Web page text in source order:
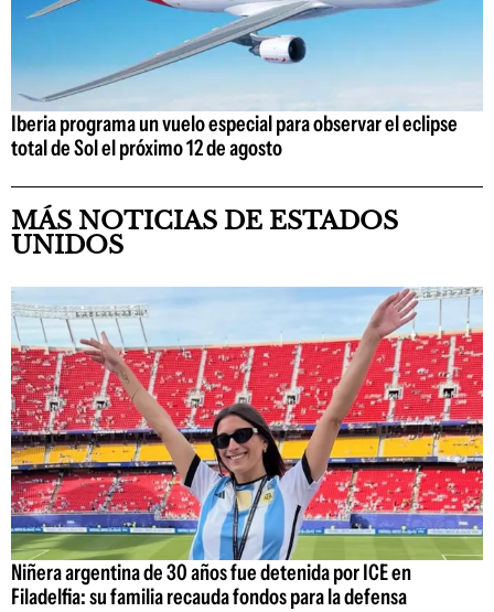
Iberia programa un vuelo especial para observar el eclipse
total de Sol el próximo 12 de agosto
MÁS NOTICIAS DE ESTADOS
UNIDOS
Niñera argentina de 30 años fue detenida por ICE en
Filadelfia: su familia recauda fondos para la defensa